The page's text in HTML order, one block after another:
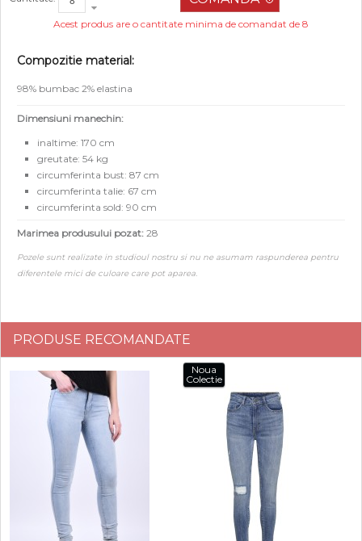
Acest produs are o cantitate minima de comandat de 8
Compozitie material:
98% bumbac 2% elastina
Dimensiuni manechin:
inaltime: 170 cm
greutate: 54 kg
circumferinta bust: 87 cm
circumferinta talie: 67 cm
circumferinta sold: 90 cm
Marimea produsului pozat: 28
Pozele sunt realizate in studioul nostru si nu ne asumam raspunderea pentru
diferentele mici de culoare care pot aparea.
PRODUSE RECOMANDATE
Noua
Colectie